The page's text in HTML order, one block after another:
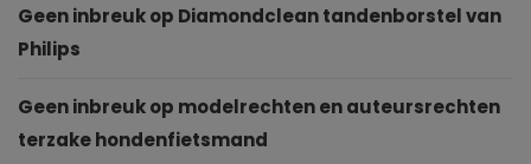
Geen inbreuk op Diamondclean tandenborstel van
Philips
Geen inbreuk op modelrechten en auteursrechten
terzake hondenfietsmand